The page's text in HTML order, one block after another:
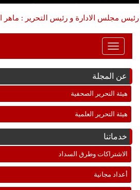
رئيس مجلس الادارة و رئيس التحرير : ماهر
Toggle
Navigation
عن المجلة
هيئة التحرير الصحفية
هيئة التحرير العلمية
خدماتنا
الاشتراكات وطرق السداد
أعداد مجانية